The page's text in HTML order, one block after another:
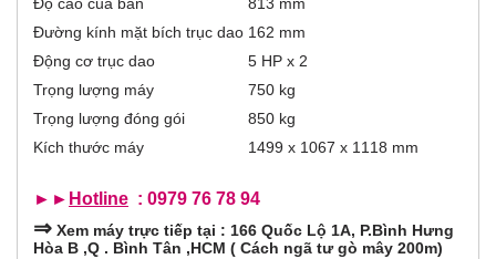
a
Đường kính mặt bích trục dao 162 mm
Động cơ trục dao
5 HP x 2
Trọng lượng máy
750 kg
Trọng lượng đóng gói
850 kg
Kích thước máy
1499 x 1067 x 1118 mm
►► Hotline : 0979 76 78 94
⇒ Xem máy trực tiếp tại : 166 Quốc Lộ 1A, P.Bình Hưng
Hòa B ,Q . Bình Tân ,HCM ( Cách ngã tư gò mây 200m)